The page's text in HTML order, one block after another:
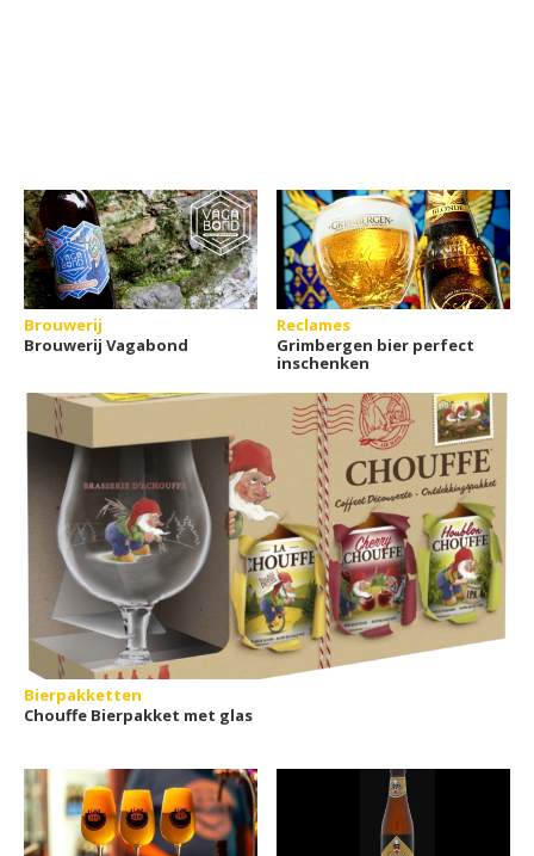
Brouwerij
Brouwerij Vagabond
Reclames
Grimbergen bier perfect
inschenken
Bierpakketten
Chouffe Bierpakket met glas